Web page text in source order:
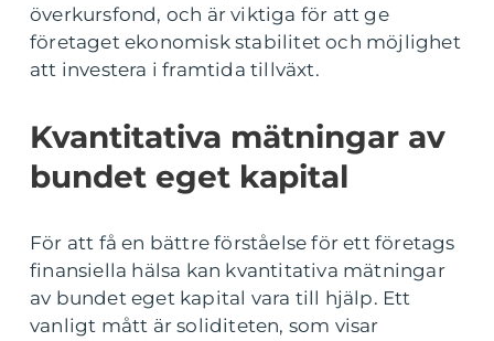
överkursfond, och är viktiga för att ge
företaget ekonomisk stabilitet och möjlighet
att investera i framtida tillväxt.
Kvantitativa mätningar av
bundet eget kapital
För att få en bättre förståelse för ett företags
finansiella hälsa kan kvantitativa mätningar
av bundet eget kapital vara till hjälp. Ett
vanligt mått är soliditeten, som visar